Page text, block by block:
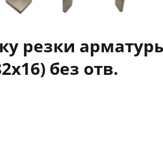
резки
без отв.